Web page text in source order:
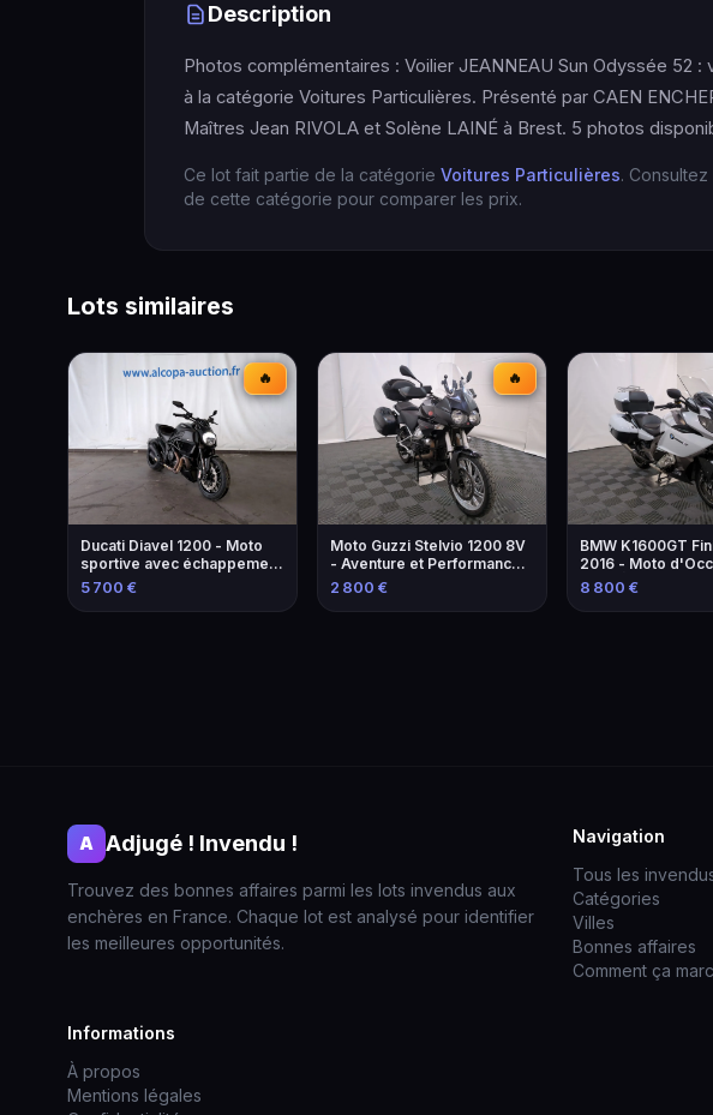
Description
Photos complémentaires : Voilier JEANNEAU Sun Odyssée 52
à la catégorie Voitures Particulières. Présenté par CAEN
Maîtres Jean RIVOLA et Solène LAINÉ à Brest. 5 photos
Ce lot fait partie de la catégorie Voitures Particulières.
de cette catégorie pour comparer les prix.
Lots similaires
🔥
Ducati Diavel 1200 - Moto
sportive avec échappement
modifié
5 700 €
🔥
Moto Guzzi Stelvio 1200 8V
- Aventure et Performance -
2013
2 800 €
BMW K1600GT
2016 - Moto
avec Équipements
8 800 €
A Adjugé ! Invendu !
Trouvez des bonnes affaires parmi les lots invendus aux
enchères en France. Chaque lot est analysé pour identifier
les meilleures opportunités.
Navigation
Tous les
Catégories
Villes
Bonnes affaires
Comment ça
Informations
À propos
Mentions légales